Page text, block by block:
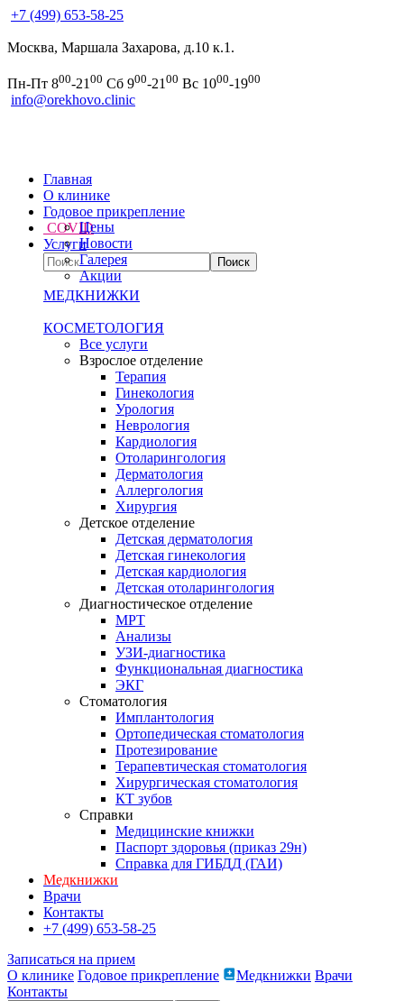
+7 (499) 653-58-25
Москва, Маршала Захарова, д.10 к.1.
Пн-Пт 800-21 00 Сб 900-21 00 Вс 1000-1900
info@orekhovo.clinic
Главная
О клинике
Цены
Новости
Галерея
Акции
Годовое прикрепление
COVID
Услуги
МЕДКНИЖКИ
КОСМЕТОЛОГИЯ
Все услуги
Взрослое отделение
Терапия
Гинекология
Урология
Неврология
Кардиология
Отоларингология
Дерматология
Аллергология
Хирургия
Детское отделение
Детская дерматология
Детская гинекология
Детская кардиология
Детская отоларингология
Диагностическое отделение
МРТ
Анализы
УЗИ-диагностика
Функциональная диагностика
ЭКГ
Стоматология
Имплантология
Ортопедическая стоматология
Протезирование
Терапевтическая стоматология
Хирургическая стоматология
КТ зубов
Справки
Медицинские книжки
Паспорт здоровья (приказ 29н)
Справка для ГИБДД (ГАИ)
Медкнижки
Врачи
Контакты
+7 (499) 653-58-25
Записаться на прием
О клинике Годовое прикрепление Медкнижки Врачи
Контакты